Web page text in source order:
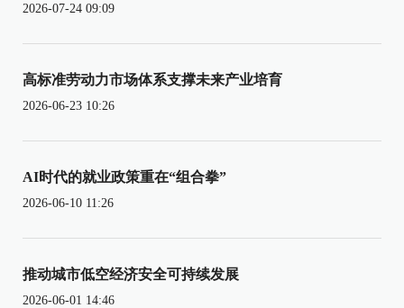
2026-07-24 09:09
高标准劳动力市场体系支撑未来产业培育
2026-06-23 10:26
AI时代的就业政策重在“组合拳”
2026-06-10 11:26
推动城市低空经济安全可持续发展
2026-06-01 14:46